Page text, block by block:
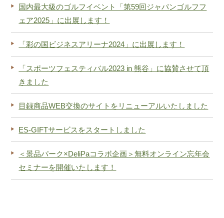
国内最大級のゴルフイベント「第59回ジャパンゴルフフ
ェア2025」に出展します！
「彩の国ビジネスアリーナ2024」に出展します！
「スポーツフェスティバル2023 in 熊谷」に協賛させて頂
きました
目録商品WEB交換のサイトをリニューアルいたしました
ES-GIFTサービスをスタートしました
＜景品パーク×DeliPaコラボ企画＞無料オンライン忘年会
セミナーを開催いたします！